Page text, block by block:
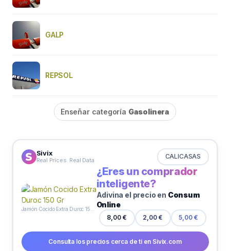
GALP
REPSOL
Enseñar categoría Gasolinera
Sivix
Real Prices. Real Data CALICASAS
¿Eres un comprador
inteligente?
Adivina el precio en Consum
Online
8,00 € 2,00 € 5,00 €
Consulta los precios cerca de ti en Sivix.com